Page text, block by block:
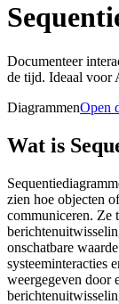
Documenteer
de tijd. Ideaal voor
DiagrammenOpen
Wat is
zien hoe objecten
communiceren. Ze
onschatbare
systeeminteracties
weergegeven door